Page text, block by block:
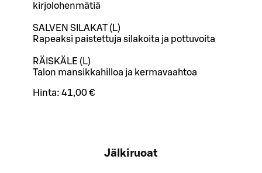
kirjolohenmätiä
SALVEN SILAKAT (L)
Rapeaksi paistettuja silakoita ja pottuvoita
RÄISKÄLE (L)
Talon mansikkahilloa ja kermavaahtoa
Hinta: 41,00 €
Jälkiruoat